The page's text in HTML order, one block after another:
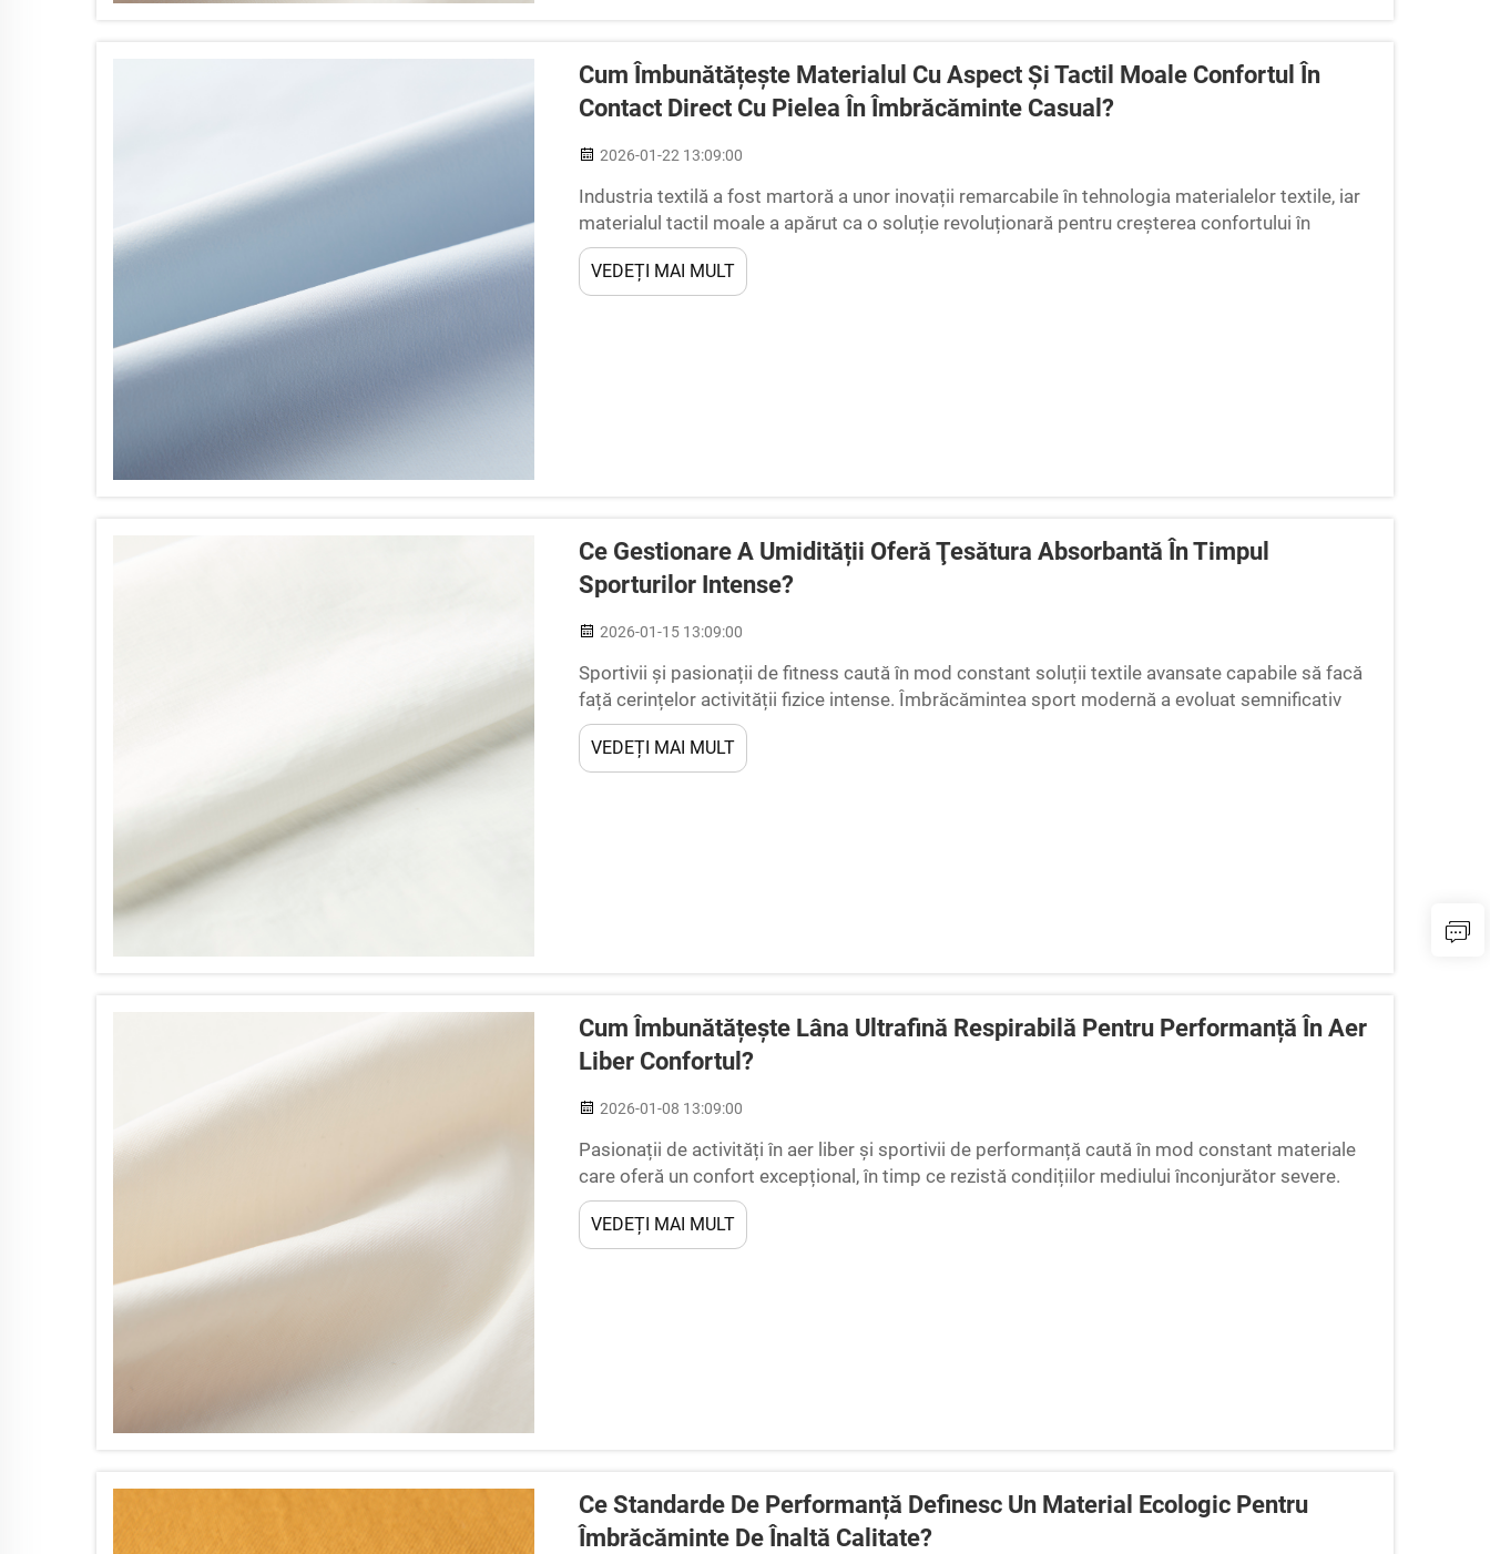
Cum Îmbunătățește Materialul Cu Aspect Și Tactil Moale Confortul În
Contact Direct Cu Pielea În Îmbrăcăminte Casual?
2026-01-22 13:09:00
Industria textilă a fost martoră a unor inovații remarcabile în tehnologia materialelor textile, iar
materialul tactil moale a apărut ca o soluție revoluționară pentru creșterea confortului în
îmbrăcămintea casual. Acest material avansat reprezintă un salt semnificativ în abordarea...
VEDEȚI MAI MULT
Ce Gestionare A Umidității Oferă Ţesătura Absorbantă În Timpul
Sporturilor Intense?
2026-01-15 13:09:00
Sportivii și pasionații de fitness caută în mod constant soluții textile avansate capabile să facă
față cerințelor activității fizice intense. Îmbrăcămintea sport modernă a evoluat semnificativ
față de materialele tradiționale pe bază de bumbac, trecând la fibre sintetice sofisticate...
VEDEȚI MAI MULT
Cum Îmbunătățește Lâna Ultrafină Respirabilă Pentru Performanță În Aer
Liber Confortul?
2026-01-08 13:09:00
Pasionații de activități în aer liber și sportivii de performanță caută în mod constant materiale
care oferă un confort excepțional, în timp ce rezistă condițiilor mediului înconjurător severe.
Lâna ultrafină respirabilă a apărut ca o soluție textilă revoluționară care combină caracteristicile
naturale ale lânii cu tehnologii moderne de performanță...
VEDEȚI MAI MULT
Ce Standarde De Performanță Definesc Un Material Ecologic Pentru
Îmbrăcăminte De Înaltă Calitate?